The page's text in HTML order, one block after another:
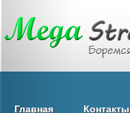
Главная Контакты